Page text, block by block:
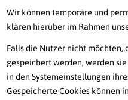
Wir können temporäre und
klären hierüber im Rahmen
Falls die Nutzer nicht möchten,
gespeichert werden, werden
in den Systemeinstellungen
Gespeicherte Cookies können